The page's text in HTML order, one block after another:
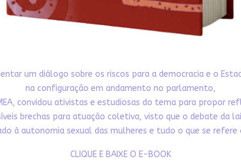
um diálogo sobre os riscos para a democracia e o
na configuração em andamento no parlamento,
convidou ativistas e estudiosas do tema para propor
brechas para atuação coletiva, visto que o debate da
à autonomia sexual das mulheres e tudo o que se
CLIQUE E BAIXE O E-BOOK